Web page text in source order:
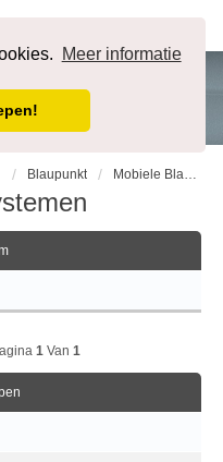
Meer informatie
Blaupunkt Mobiele Blaupunkt systemen
1Van 1